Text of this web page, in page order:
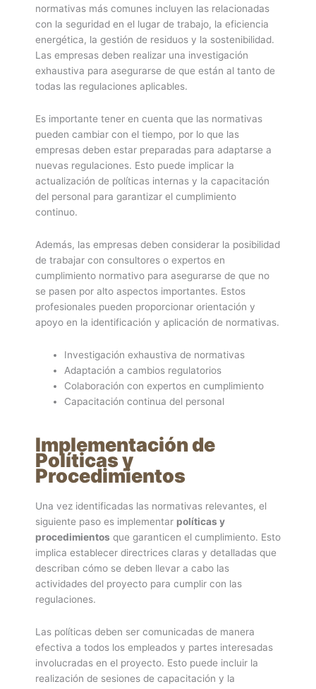
normativas más comunes incluyen las relacionadas
con la seguridad en el lugar de trabajo, la eficiencia
energética, la gestión de residuos y la sostenibilidad.
Las empresas deben realizar una investigación
exhaustiva para asegurarse de que están al tanto de
todas las regulaciones aplicables.
Es importante tener en cuenta que las normativas
pueden cambiar con el tiempo, por lo que las
empresas deben estar preparadas para adaptarse a
nuevas regulaciones. Esto puede implicar la
actualización de políticas internas y la capacitación
del personal para garantizar el cumplimiento
continuo.
Además, las empresas deben considerar la posibilidad
de trabajar con consultores o expertos en
cumplimiento normativo para asegurarse de que no
se pasen por alto aspectos importantes. Estos
profesionales pueden proporcionar orientación y
apoyo en la identificación y aplicación de normativas.
Investigación exhaustiva de normativas
Adaptación a cambios regulatorios
Colaboración con expertos en cumplimiento
Capacitación continua del personal
Implementación de
Políticas y
Procedimientos
Una vez identificadas las normativas relevantes, el
siguiente paso es implementar políticas y
procedimientos que garanticen el cumplimiento. Esto
implica establecer directrices claras y detalladas que
describan cómo se deben llevar a cabo las
actividades del proyecto para cumplir con las
regulaciones.
Las políticas deben ser comunicadas de manera
efectiva a todos los empleados y partes interesadas
involucradas en el proyecto. Esto puede incluir la
realización de sesiones de capacitación y la